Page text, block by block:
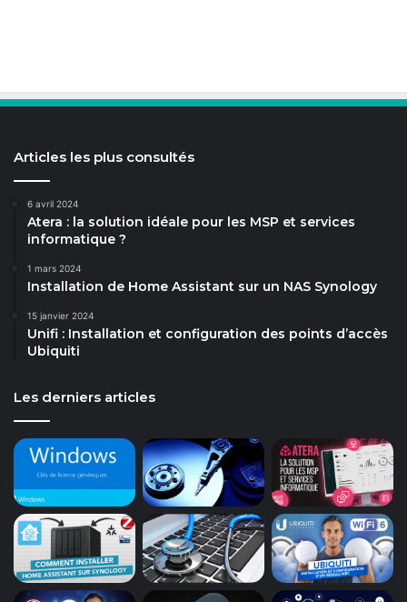
Articles les plus consultés
6 avril 2024
Atera : la solution idéale pour les MSP et services
informatique ?
1 mars 2024
Installation de Home Assistant sur un NAS Synology
15 janvier 2024
Unifi : Installation et configuration des points d’accès
Ubiquiti
Les derniers articles